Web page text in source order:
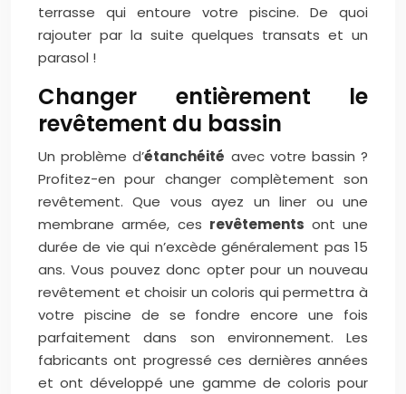
terrasse qui entoure votre piscine. De quoi
rajouter par la suite quelques transats et un
parasol !
Changer entièrement le
revêtement du bassin
Un problème d’étanchéité avec votre bassin ?
Profitez-en pour changer complètement son
revêtement. Que vous ayez un liner ou une
membrane armée, ces revêtements ont une
durée de vie qui n’excède généralement pas 15
ans. Vous pouvez donc opter pour un nouveau
revêtement et choisir un coloris qui permettra à
votre piscine de se fondre encore une fois
parfaitement dans son environnement. Les
fabricants ont progressé ces dernières années
et ont développé une gamme de coloris pour